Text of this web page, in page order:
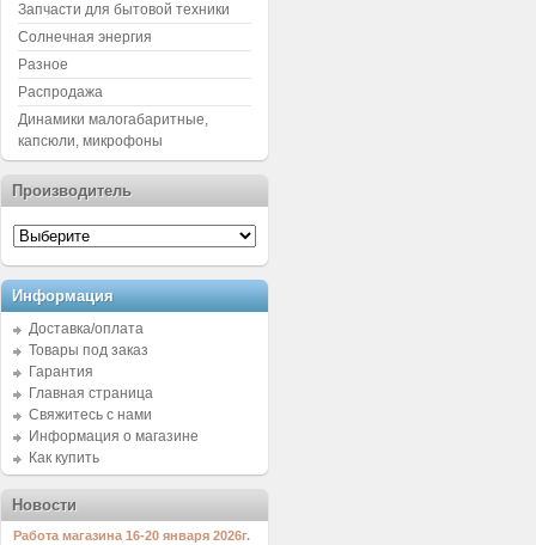
Запчасти для бытовой техники
Солнечная энергия
Разное
Распродажа
Динамики малогабаритные,
капсюли, микрофоны
Производитель
Информация
Доставка/оплата
Товары под заказ
Гарантия
Главная страница
Свяжитесь с нами
Информация о магазине
Как купить
Новости
Работа магазина 16-20 января 2026г.